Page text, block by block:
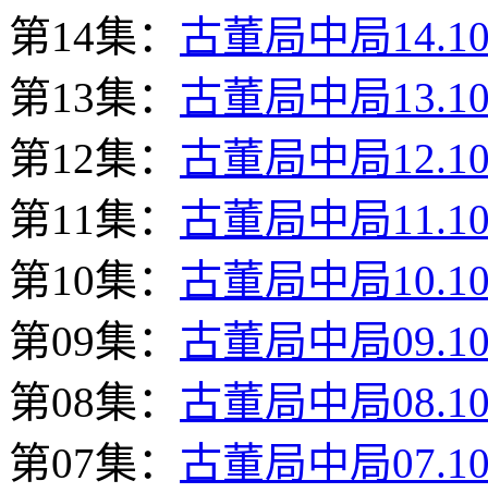
第14集： 古董局中局
第13集： 古董局中局
第12集： 古董局中局
第11集： 古董局中局
第10集： 古董局中局
第09集： 古董局中局
第08集： 古董局中局
第07集： 古董局中局